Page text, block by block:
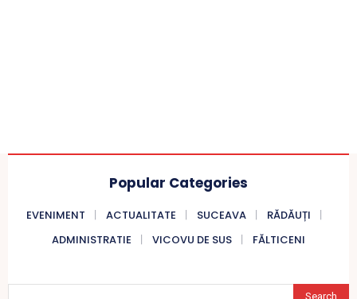
Popular Categories
EVENIMENT ACTUALITATE SUCEAVA
RĂDĂUȚI
ADMINISTRATIE
VICOVU DE SUS FĂLTICENI
Search